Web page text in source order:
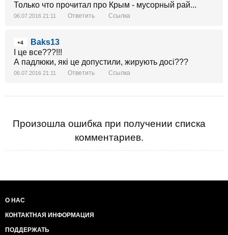
Только что прочитал про Крым - мусорный рай...
06.07.2016 21:11 Ответить Ссылка
+4
Baks13
І це все???!!!
А падлюки, які це допустили, жирують досі???
06.07.2016 21:11 Ответить Ссылка
Произошла ошибка при получении списка
комментариев.
О НАС
КОНТАКТНАЯ ИНФОРМАЦИЯ
ПОДДЕРЖАТЬ